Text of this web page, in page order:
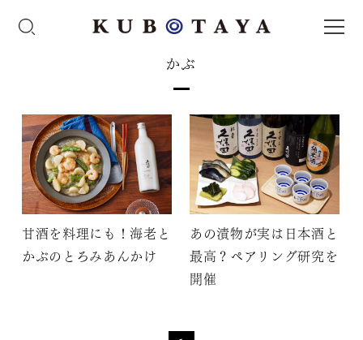
かぶ
甘酒を料理にも！海老と
かぶのとろみあんかけ
あの漬物が実は日本酒と
最高？ペアリング研究を
開催